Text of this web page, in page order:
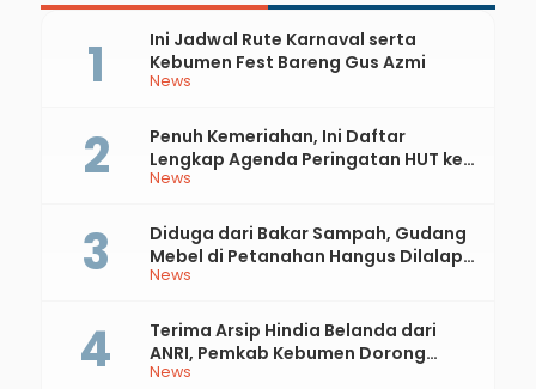
News
Ini Jadwal Rute Karnaval serta
Kebumen Fest Bareng Gus Azmi
News
Penuh Kemeriahan, Ini Daftar
Lengkap Agenda Peringatan HUT ke-
81 RI dan Hari Jadi ke-397 Kabupaten
News
Diduga dari Bakar Sampah, Gudang
Mebel di Petanahan Hangus Dilalap
Api
News
Terima Arsip Hindia Belanda dari
ANRI, Pemkab Kebumen Dorong
Integrasi Sejarah, Geopark, dan